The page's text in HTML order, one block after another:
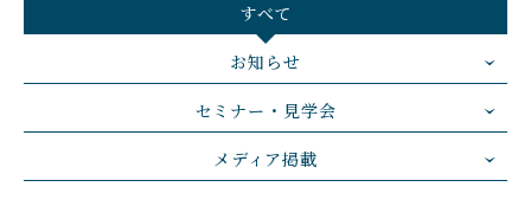
すべて
お知らせ
セミナー・見学会
メディア掲載